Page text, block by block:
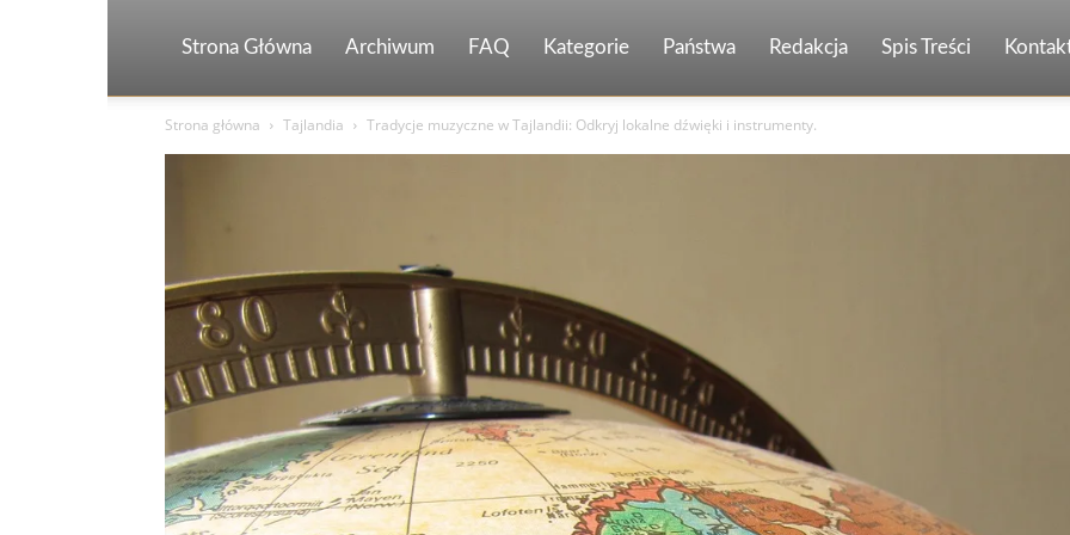
Strona Główna Archiwum FAQ Kategorie Państwa Redakcja Spis Treści
Strona główna Tajlandia Tradycje muzyczne w Tajlandii: Odkryj lokalne dźwięki i instrumenty.